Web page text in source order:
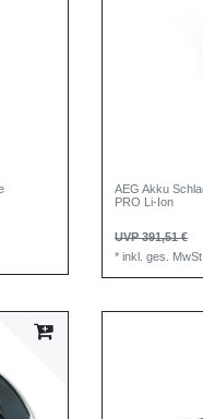
AEG Akku
PRO Li-Ion
UVP 391,51 €
*inkl. ges. MwSt.